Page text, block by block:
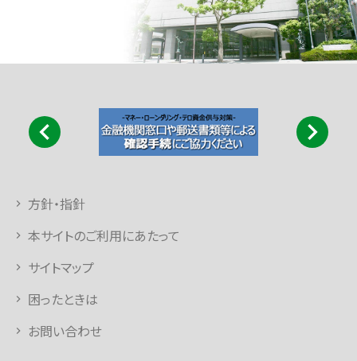
方針・指針
本サイトのご利用にあたって
サイトマップ
困ったときは
お問い合わせ